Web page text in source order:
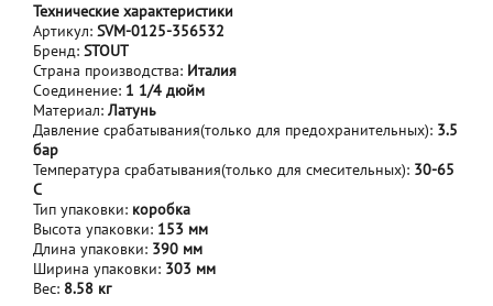
Технические характеристики
Артикул: SVM-0125-356532
Бренд: STOUT
Страна производства: Италия
Соединение: 1 1/4 дюйм
Материал: Латунь
Давление срабатывания(только для предохранительных): 3.5
бар
Температура срабатывания(только для смесительных): 30-65
С
Тип упаковки: коробка
Высота упаковки: 153 мм
Длина упаковки: 390 мм
Ширина упаковки: 303 мм
Вес: 8.58 кг